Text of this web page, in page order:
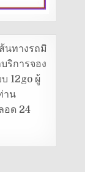
นทางรถมิ
ริการจอง
12go ผู้
าน
อด 24